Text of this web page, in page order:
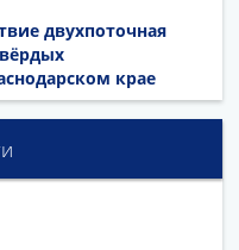
двухпоточная
крае